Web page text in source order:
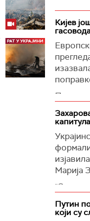
да
треба
"Имамо
како на
Руси
режиму".
"Русија
истоку",
Додао
Кијев
Према
Раније
проверу
У
око
"Немам
вам
Марија
"Сваки
ако је
Путин
који су